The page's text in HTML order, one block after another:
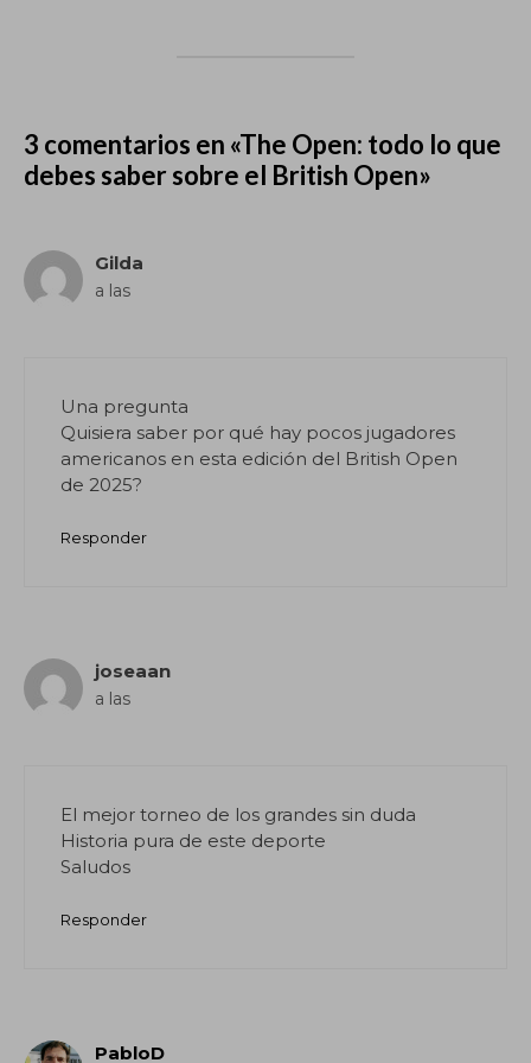
3 comentarios en «The Open: todo lo que
debes saber sobre el British Open»
Gilda
a las
Una pregunta
Quisiera saber por qué hay pocos jugadores
americanos en esta edición del British Open
de 2025?
Responder
joseaan
a las
El mejor torneo de los grandes sin duda
Historia pura de este deporte
Saludos
Responder
PabloD